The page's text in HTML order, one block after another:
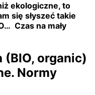
ekologiczne, to
się słyszeć takie
Czas na mały
organic)
Normy